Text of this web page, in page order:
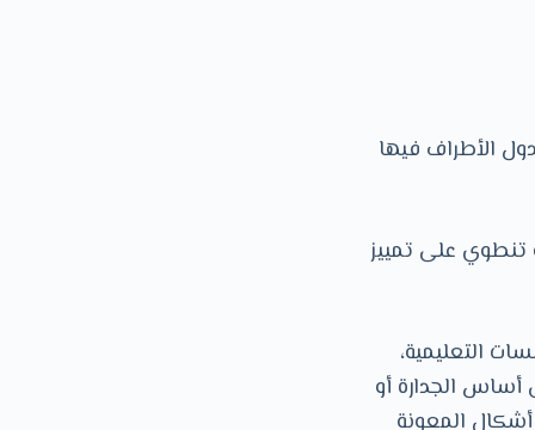
الأطراف فيها
تنطوي على تمييز
التعليمية،
أساس الجدارة أو
أشكال المعونة